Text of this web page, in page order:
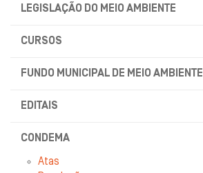
LEGISLAÇÃO DO MEIO AMBIENTE
CURSOS
FUNDO MUNICIPAL DE MEIO AMBIENTE
EDITAIS
CONDEMA
Atas